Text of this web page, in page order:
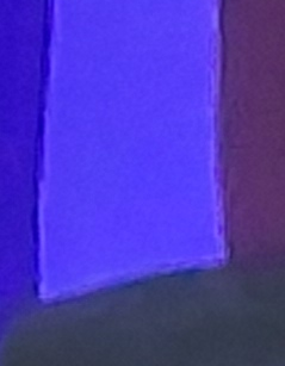
KUP BIH: Rutinska
1 godina 9 mjesec